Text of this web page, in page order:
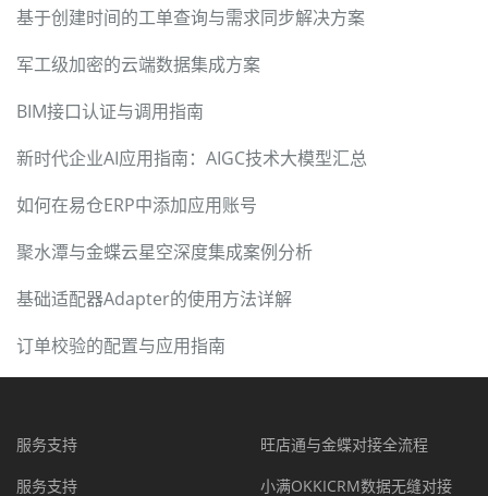
基于创建时间的工单查询与需求同步解决方案
军工级加密的云端数据集成方案
BIM接口认证与调用指南
新时代企业AI应用指南：AIGC技术大模型汇总
如何在易仓ERP中添加应用账号
聚水潭与金蝶云星空深度集成案例分析
基础适配器Adapter的使用方法详解
订单校验的配置与应用指南
服务支持
服务支持
旺店通与金蝶对接全流程
小满OKKICRM数据无缝对接